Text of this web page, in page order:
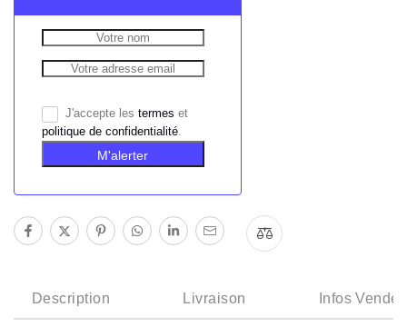
J'accepte les termes et
politique de confidentialité.
M'alerter
Description Livraison Infos